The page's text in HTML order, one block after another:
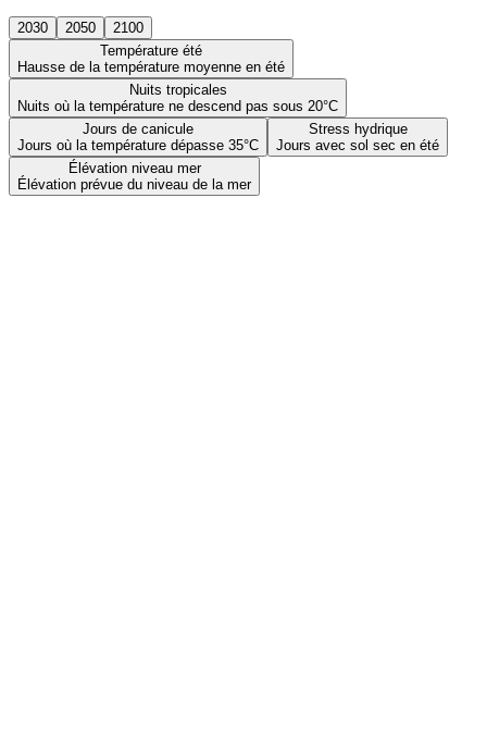
2030 2050
2100
Température été
Hausse de la température moyenne en été
Nuits tropicales
Nuits où la température ne descend pas sous 20°C
Jours de canicule
Jours où la température dépasse 35°C
Stress hydrique
Jours avec sol sec en été
Élévation niveau mer
Élévation prévue du niveau de la mer